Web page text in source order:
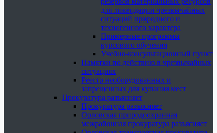
для ликвидации чрезвычайных
ситуаций природного и
техногенного характера
Примерные программы
курсового обучения
Учебно-консультационный пункт
Памятки по действию в чрезвычайных
ситуациях
Реестр необорудованных и
запрещенных для купания мест
Прокуратура разъясняет
Прокуратура разъясняет
Орловская природоохранная
межрайонная прокуратура разъясняет